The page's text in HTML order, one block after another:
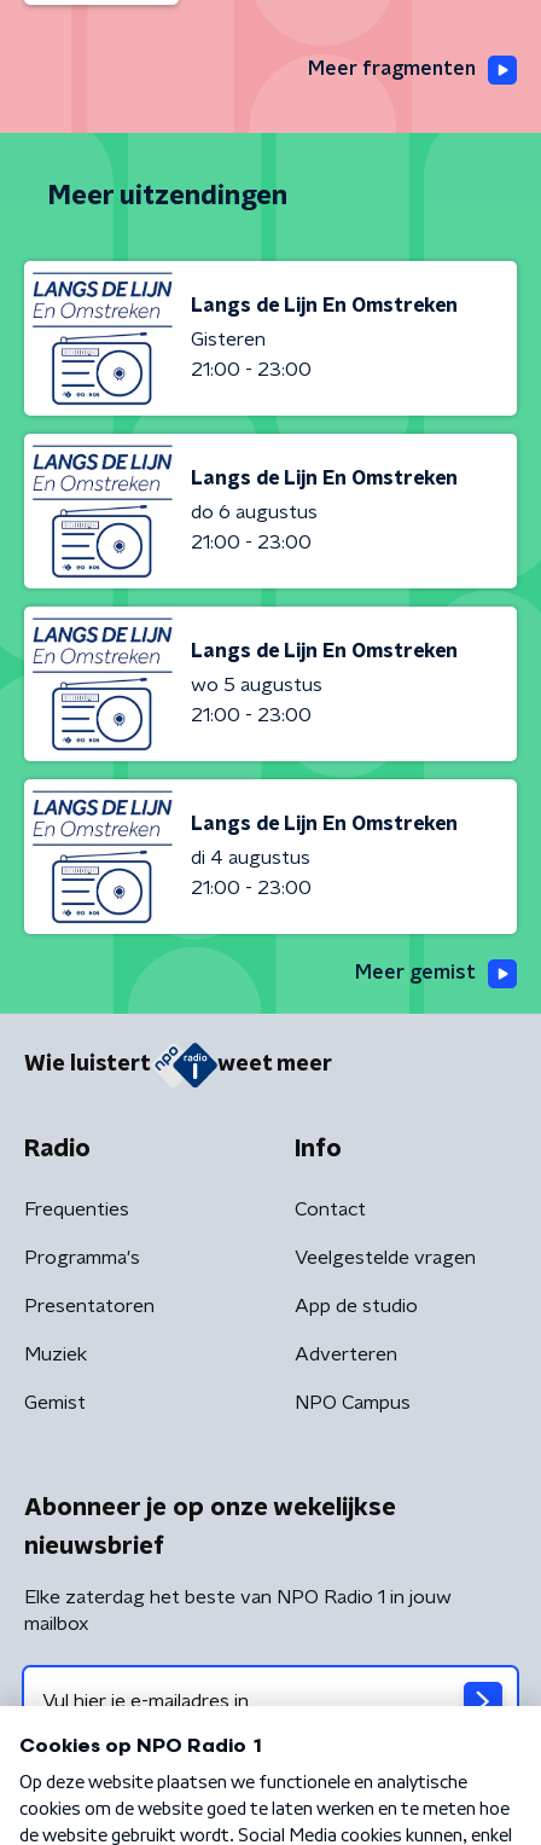
Meer fragmenten
Meer uitzendingen
Langs de Lijn En Omstreken
Gisteren
21:00 - 23:00
Langs de Lijn En Omstreken
do 6 augustus
21:00 - 23:00
Langs de Lijn En Omstreken
wo 5 augustus
21:00 - 23:00
Langs de Lijn En Omstreken
di 4 augustus
21:00 - 23:00
Meer gemist
Wie luistert weet meer
Radio
Frequenties
Programma's
Presentatoren
Muziek
Gemist
Info
Contact
Veelgestelde vragen
App de studio
Adverteren
NPO Campus
Abonneer je op onze wekelijkse
nieuwsbrief
Elke zaterdag het beste van NPO Radio 1 in jouw
mailbox